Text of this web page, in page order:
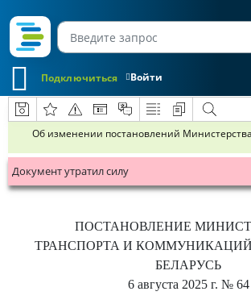
Войти
Подключиться
Об изменении постановлений
Документ утратил силу
ПОСТАНОВЛЕНИЕ
ТРАНСПОРТА И
БЕЛАРУСЬ
6 августа 2025 г. № 64